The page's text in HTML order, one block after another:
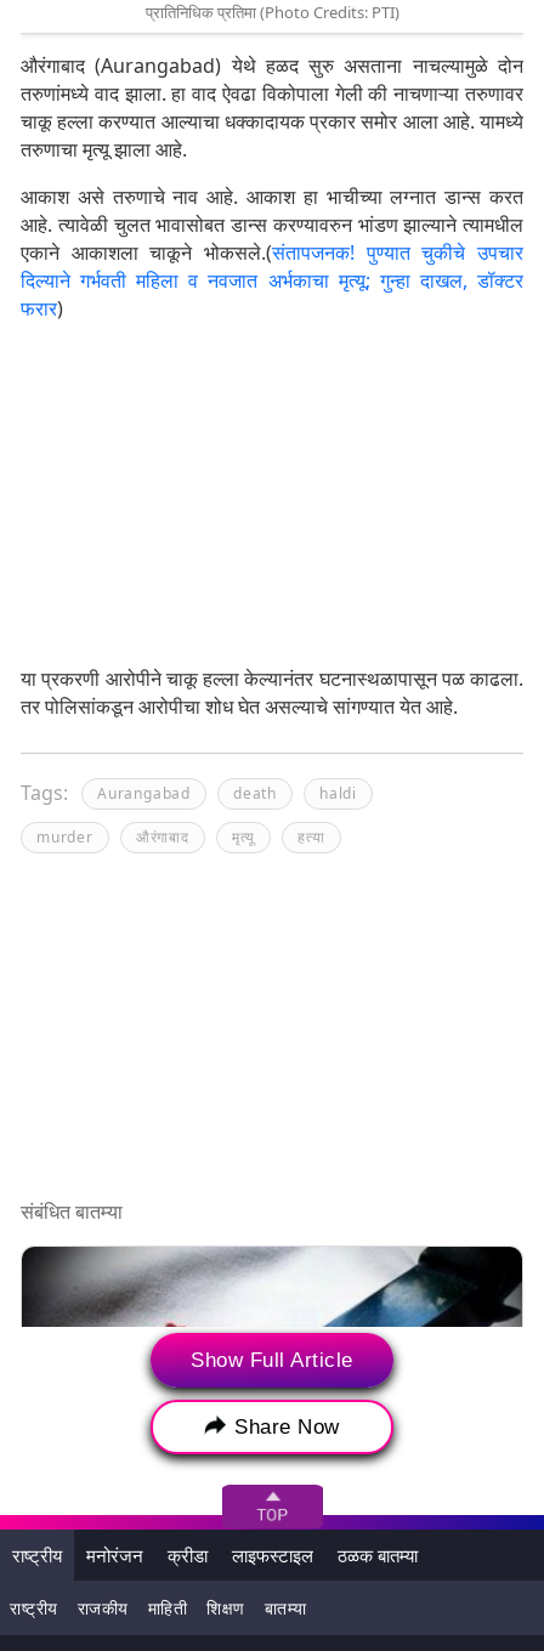
प्रातिनिधिक प्रतिमा (Photo Credits: PTI)
औरंगाबाद (Aurangabad) येथे हळद सुरु असताना नाचल्यामुळे दोन
तरुणांमध्ये वाद झाला. हा वाद ऐवढा विकोपाला गेली की नाचणाऱ्या तरुणावर
चाकू हल्ला करण्यात आल्याचा धक्कादायक प्रकार समोर आला आहे. यामध्ये
तरुणाचा मृत्यू झाला आहे.
आकाश असे तरुणाचे नाव आहे. आकाश हा भाचीच्या लग्नात डान्स करत
आहे. त्यावेळी चुलत भावासोबत डान्स करण्यावरुन भांडण झाल्याने त्यामधील
एकाने आकाशला चाकूने भोकसले.(संतापजनक! पुण्यात चुकीचे उपचार
दिल्याने गर्भवती महिला व नवजात अर्भकाचा मृत्यू; गुन्हा दाखल, डॉक्टर
फरार)
या प्रकरणी आरोपीने चाकू हल्ला केल्यानंतर घटनास्थळापासून पळ काढला.
तर पोलिसांकडून आरोपीचा शोध घेत असल्याचे सांगण्यात येत आहे.
Tags: Aurangabad death haldi
murder औरंगाबाद मृत्यू हत्या
संबंधित बातम्या
राष्ट्रीय
Deonar Shocker: बहिणीशी गैरवर्तन केल्याप्रकरणी आरोपीला विचारणा
केली असता भावाला बेदम मारहाण, उपचारा दरम्यान 14 वर्षीय तरुणाचा मृत्यू
Show Full Article
Share Now
राष्ट्रीय मनोरंजन क्रीडा लाइफस्टाइल ठळक बातम्या
राष्ट्रीय राजकीय माहिती शिक्षण बातम्या